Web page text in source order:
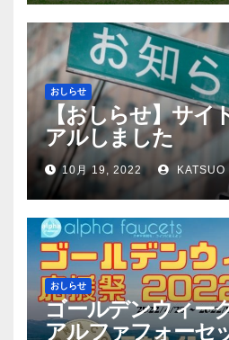
おしらせ
【おしらせ】サイ
アルしました
10月 19, 2022 KATSUO
おしらせ
ゴールデンウィー
アルファフォーセ